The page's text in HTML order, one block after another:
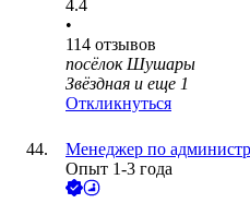
4.4
•
114 отзывов
посёлок Шушары
Звёздная и еще 1
Откликнуться
Менеджер по
Опыт 1-3 года